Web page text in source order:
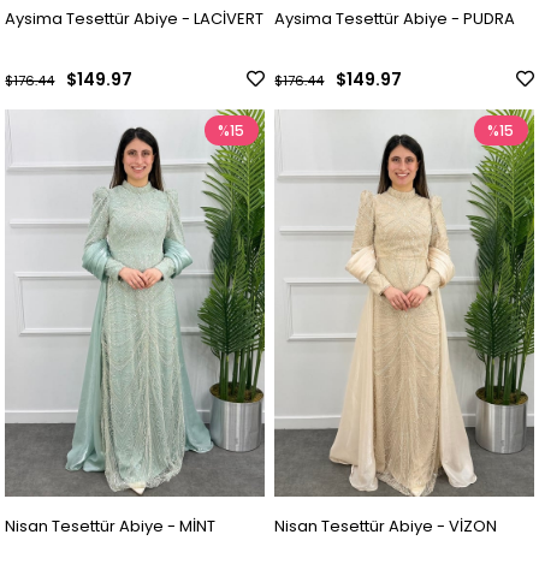
Aysima Tesettür Abiye - LACİVERT
$149.97
$176.44
Aysima Tesettür Abiye - PUDRA
$149.97
$176.44
Nisan Tesettür Abiye - MİNT
%15
Nisan Tesettür Abiye - VİZON
%15